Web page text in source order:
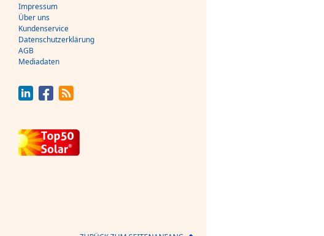
Impressum
Über uns
Kundenservice
Datenschutzerklärung
AGB
Mediadaten